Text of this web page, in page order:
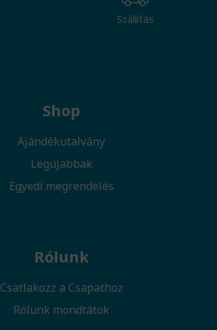
Szállítás
Shop
Ajándékutalvány
Legújabbak
Egyedi megrendelés
Rólunk
Csatlakozz a Csapathoz
Rólunk mondtátok